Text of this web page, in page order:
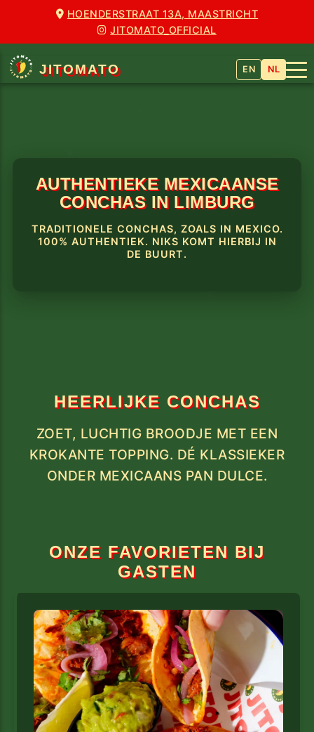
HOENDERSTRAAT 13A, MAASTRICHT
JITOMATO_OFFICIAL
JITOMATO EN NL
AUTHENTIEKE MEXICAANSE
CONCHAS IN LIMBURG
TRADITIONELE CONCHAS, ZOALS IN MEXICO.
100% AUTHENTIEK. NIKS KOMT HIERBIJ IN
DE BUURT.
HEERLIJKE CONCHAS
ZOET, LUCHTIG BROODJE MET EEN
KROKANTE TOPPING. DÉ KLASSIEKER
ONDER MEXICAANS PAN DULCE.
ONZE FAVORIETEN BIJ
GASTEN